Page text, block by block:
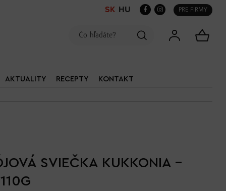
PRE FIRMY
SK HU
AKTUALITY RECEPTY KONTAKT
SVIEČKA KUKKONIA -